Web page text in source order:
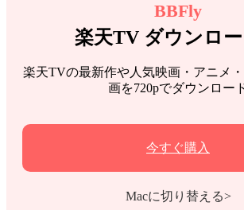
BBFly
楽天TV ダウンロ
楽天TVの最新作や人気映画・アニメ
画を720pでダウンロー
今すぐ購入
Macに切り替える>